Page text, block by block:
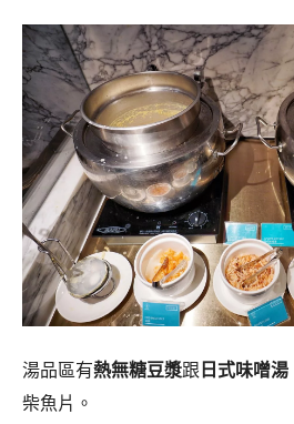
湯品區有熱無糖豆漿跟 日式味噌湯
柴魚片。